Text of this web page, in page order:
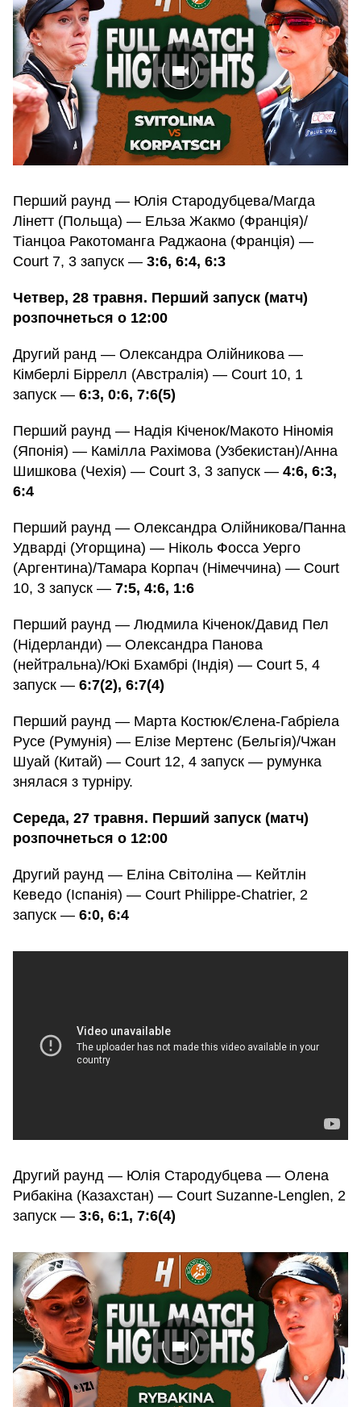
Перший раунд — Юлія Стародубцева/Магда
Лінетт (Польща) — Ельза Жакмо (Франція)/
Тіанцоа Ракотоманга Раджаона (Франція) —
Court 7, 3 запуск — 3:6, 6:4, 6:3
Четвер, 28 травня. Перший запуск (матч)
розпочнеться о 12:00
Другий ранд — Олександра Олійникова —
Кімберлі Біррелл (Австралія) — Court 10, 1
запуск — 6:3, 0:6, 7:6(5)
Перший раунд — Надія Кіченок/Макото Ніномія
(Японія) — Камілла Рахімова (Узбекистан)/Анна
Шишкова (Чехія) — Court 3, 3 запуск — 4:6, 6:3,
6:4
Перший раунд — Олександра Олійникова/Панна
Удварді (Угорщина) — Ніколь Фосса Уерго
(Аргентина)/Тамара Корпач (Німеччина) — Court
10, 3 запуск — 7:5, 4:6, 1:6
Перший раунд — Людмила Кіченок/Давид Пел
(Нідерланди) — Олександра Панова
(нейтральна)/Юкі Бхамбрі (Індія) — Court 5, 4
запуск — 6:7(2), 6:7(4)
Перший раунд — Марта Костюк/Єлена-Габріела
Русе (Румунія) — Елізе Мертенс (Бельгія)/Чжан
Шуай (Китай) — Court 12, 4 запуск — румунка
знялася з турніру.
Середа, 27 травня. Перший запуск (матч)
розпочнеться о 12:00
Другий раунд — Еліна Світоліна — Кейтлін
Кеведо (Іспанія) — Court Philippe-Chatrier, 2
запуск — 6:0, 6:4
Другий раунд — Юлія Стародубцева — Олена
Рибакіна (Казахстан) — Court Suzanne-Lenglen, 2
запуск — 3:6, 6:1, 7:6(4)